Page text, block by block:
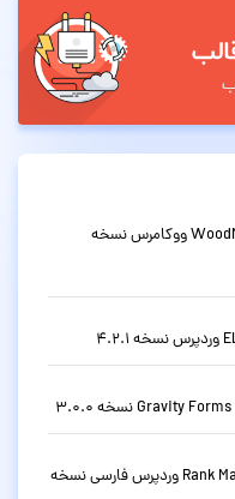
قالب فروشگاهی چندمنظوره وودمارت WoodMart ووکامرس نسخه
دانلود افزونه سئو حرفه ای رنک مث Rank Math Pro وردپرس فارسی نسخه